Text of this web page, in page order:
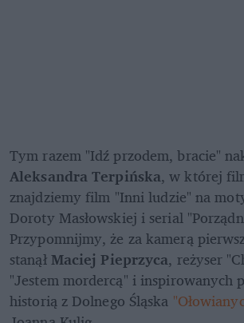
Aleksandra Terpińska, w której
znajdziemy film "Inni ludzie" na
Doroty Masłowskiej i serial
Przypomnijmy, że za kamerą
stanął Maciej Pieprzyca, reżyser
"Jestem mordercą" i inspirowanych
historią z Dolnego Śląska